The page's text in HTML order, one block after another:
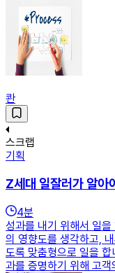
콴
스크랩
기획
Z세대 일잘러가 알아
4분
성과를 내기 위해서 일
의 영향도를 생각하고,
도록 맞춤형으로 일을
과를 증명하기 위해 고객